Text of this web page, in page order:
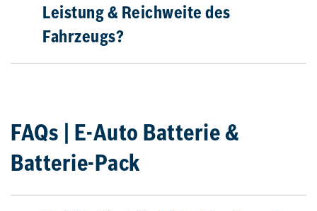
Leistung & Reichweite des
Fahrzeugs?
FAQs | E-Auto Batterie &
Batterie-Pack